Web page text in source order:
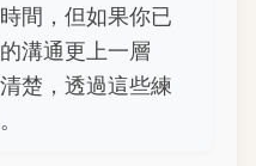
間，但如果你已
溝通更上一層
楚，透過這些練